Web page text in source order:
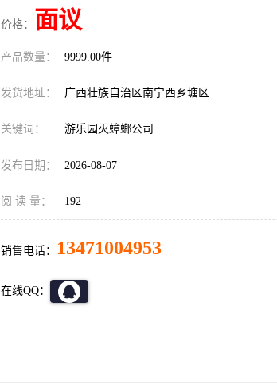
价格： 面议
产品数量： 9999.00件
发货地址： 广西壮族自治区南宁西乡塘区
关键词： 游乐园灭蟑螂公司
发布日期： 2026-08-07
阅 读 量： 192
销售电话： 13471004953
在线QQ：